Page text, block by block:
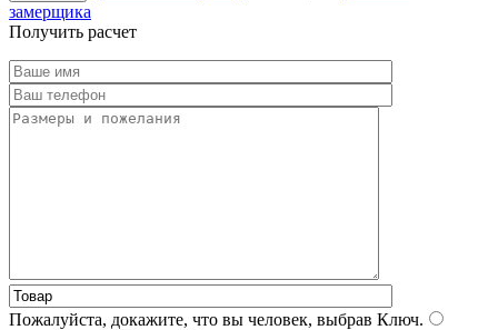
замерщика
Получить расчет
Пожалуйста, докажите, что вы человек, выбрав Ключ.